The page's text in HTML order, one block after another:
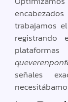
trabajamos
señales